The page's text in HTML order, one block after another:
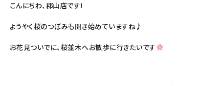
こんにちわ、郡山店です！
ようやく桜のつぼみも開き始めていますね♪
お花見ついでに、桜並木へお散歩に行きたいです